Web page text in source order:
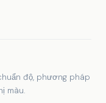
độ, phương pháp
màu.